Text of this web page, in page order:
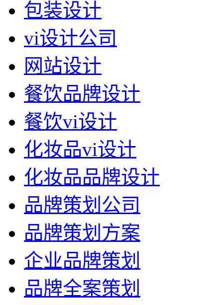
包装设计
vi设计公司
网站设计
餐饮品牌设计
餐饮vi设计
化妆品vi设计
化妆品品牌设计
品牌策划公司
品牌策划方案
企业品牌策划
品牌全案策划